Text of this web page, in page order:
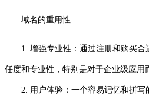
域名的重用性
1. 增强专业性：通过注册和购买
任度和专业性，特别是对于企业级应用
2. 用户体验：一个容易记忆和拼写